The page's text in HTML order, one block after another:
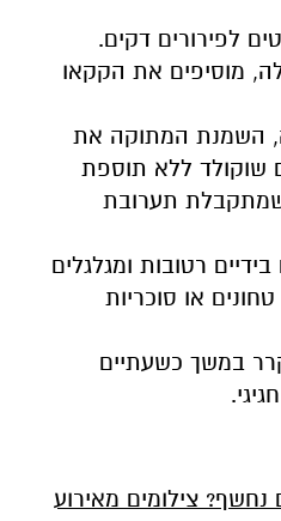
לפירורים דקים.
מוסיפים את הקקאו
השמנת המתוקה את
ללא תוספת
תערובת
רטובות ומגלגלים
או סוכריות
במשך כשעתיים
צילומים מאירוע